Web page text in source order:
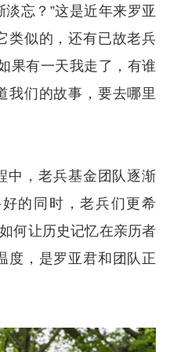
忘？”这是近年来罗亚
类似的，还有已故老兵
果有一天我走了，有谁
我们的故事，要去哪里
中，老兵基金团队逐渐
的同时，老兵们更希
何让历史记忆在亲历者
度，是罗亚君和团队正